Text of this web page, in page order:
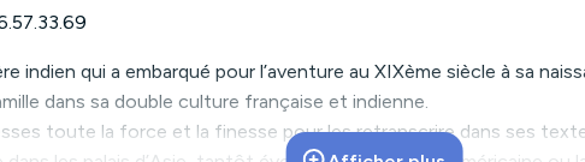
indien qui a embarqué pour l’aventure au XIXème siècle à sa
dans sa double culture française et indienne.
toute la force et la finesse pour les retranscrire dans ses